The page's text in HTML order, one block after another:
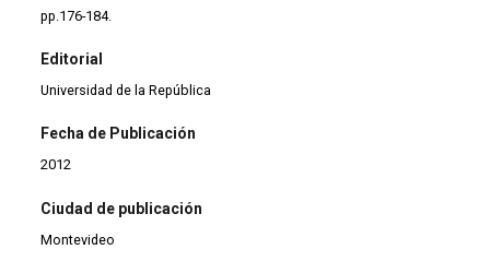
pp.176-184.
Editorial
Universidad de la República
Fecha de Publicación
2012
Ciudad de publicación
Montevideo